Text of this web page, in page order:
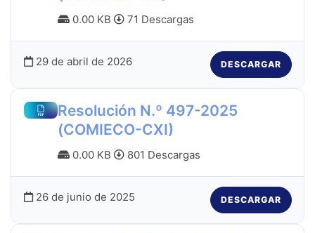
0.00 KB 71 Descargas
29 de abril de 2026 DESCARGAR
Resolución N.º 497-2025
(COMIECO-CXI)
0.00 KB 801 Descargas
26 de junio de 2025 DESCARGAR